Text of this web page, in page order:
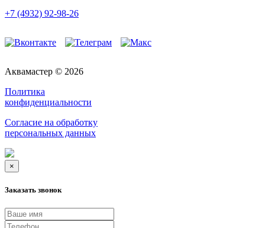
+7 (4932) 92-98-26
Аквамастер © 2026
Политика
конфиденциальности
Согласие на обработку
персональных данных
×
Заказать звонок